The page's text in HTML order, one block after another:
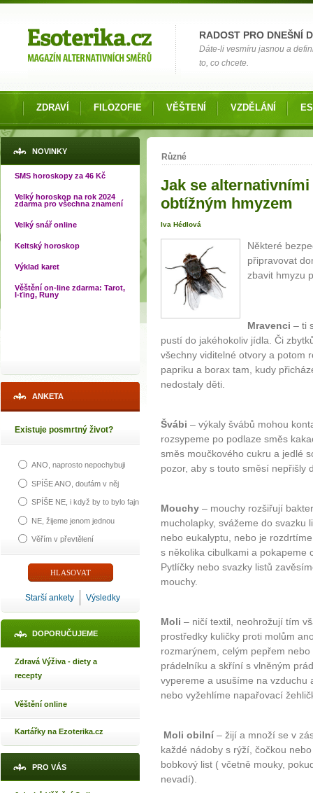
RADOST PRO DNEŠNÍ
Dáte-li vesmíru jasnou a
to, co chcete.
ZDRAVÍ FILOZOFIE VĚŠTENÍ VZDĚLÁNÍ
NOVINKY
SMS horoskopy za 46 Kč
Velký horoskop na rok 2024
zdarma pro všechna znamení
Velký snář online
Keltský horoskop
Výklad karet
Věštění on-line zdarma: Tarot,
I-ťing, Runy
ANKETA
Existuje posmrtný život?
ANO, naprosto nepochybuji
SPÍŠE ANO, doufám v něj
SPÍŠE NE, i když by to bylo fajn
NE, žijeme jenom jednou
Věřím v převtělení
Starší ankety Výsledky
DOPORUČUJEME
Zdravá Výživa - diety a
recepty
Věštění online
Kartářky na Ezoterika.cz
PRO VÁS
Jste zde
Různé
Jak se
obtížným hmyzem
Iva Hédlová
Některé
připravovat
zbavit hmyzu
Mravenci – ti
pustí do jakéhokoliv jídla. Či
všechny viditelné otvory a potom
papriku a borax tam, kudy
nedostaly děti.
Švábi – výkaly švábů mohou
rozsypeme po podlaze směs
směs moučkového cukru a jedlé
pozor, aby s touto směsí nepřišly
Mouchy – mouchy rozšiřují
mucholapky, svážeme do svazku
nebo eukalyptu, nebo je
s několika cibulkami a pokapeme
Pytlíčky nebo svazky listů
mouchy.
Moli – ničí textil, neohrožují tím
prostředky kuličky proti molům
rozmarýnem, celým pepřem
prádelníku a skříní s vlněným
vypereme a usušíme na vzduchu
nebo vyžehlíme napařovací
Moli obilní – žijí a množí se v
každé nádoby s rýží, čočkou
bobkový list ( včetně mouky,
nevadí).